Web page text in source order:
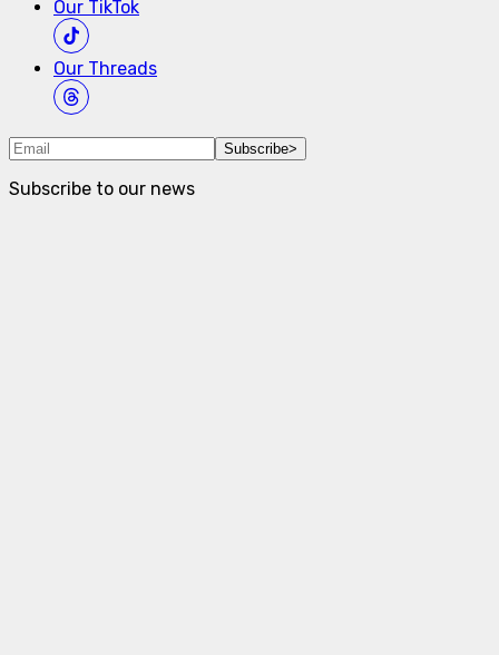
Our TikTok
Our Threads
Subscribe>
Subscribe to our news